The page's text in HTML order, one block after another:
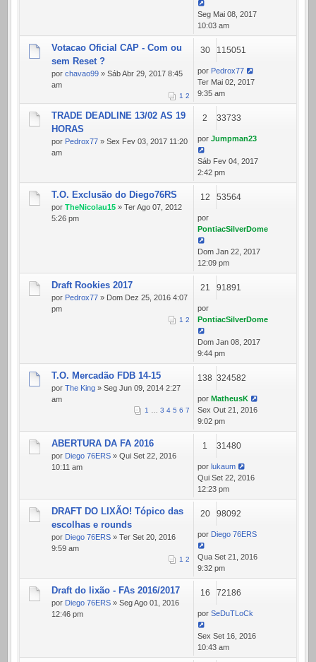
Seg Mai 08, 2017
10:03 am
Votacao Oficial CAP - Com ou
sem Reset ?
por chavao99 » Sáb Abr 29, 2017 8:45
am
1 2
30 115051
por Pedrox77
Ter Mai 02, 2017
9:35 am
TRADE DEADLINE 13/02 AS 19
HORAS
por Pedrox77 » Sex Fev 03, 2017 11:20
am
2 33733
por Jumpman23
Sáb Fev 04, 2017
2:42 pm
T.O. Exclusão do Diego76RS
por TheNicolau15 » Ter Ago 07, 2012
5:26 pm
12 53564
por
PontiacSilverDome
Dom Jan 22, 2017
12:09 pm
Draft Rookies 2017
por Pedrox77 » Dom Dez 25, 2016 4:07
pm
1 2
21 91891
por
PontiacSilverDome
Dom Jan 08, 2017
9:44 pm
T.O. Mercadão FDB 14-15
por The King » Seg Jun 09, 2014 2:27
am
1 … 3 4 5 6 7
138 324582
por MatheusK
Sex Out 21, 2016
9:02 pm
ABERTURA DA FA 2016
por Diego 76ERS » Qui Set 22, 2016
10:11 am
1 31480
por lukaum
Qui Set 22, 2016
12:23 pm
DRAFT DO LIXÃO! Tópico das
escolhas e rounds
por Diego 76ERS » Ter Set 20, 2016
9:59 am
1 2
20 98092
por Diego 76ERS
Qua Set 21, 2016
9:32 pm
Draft do lixão - FAs 2016/2017
por Diego 76ERS » Seg Ago 01, 2016
12:46 pm
16 72186
por SeDuTLoCk
Sex Set 16, 2016
10:43 am